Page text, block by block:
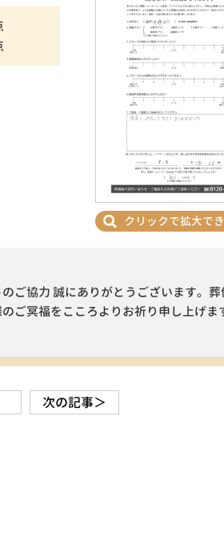
クリックで拡大で
ご協力 誠にありがとうございます。葬
ご冥福をこころよりお祈り申し上げま
次の記事＞